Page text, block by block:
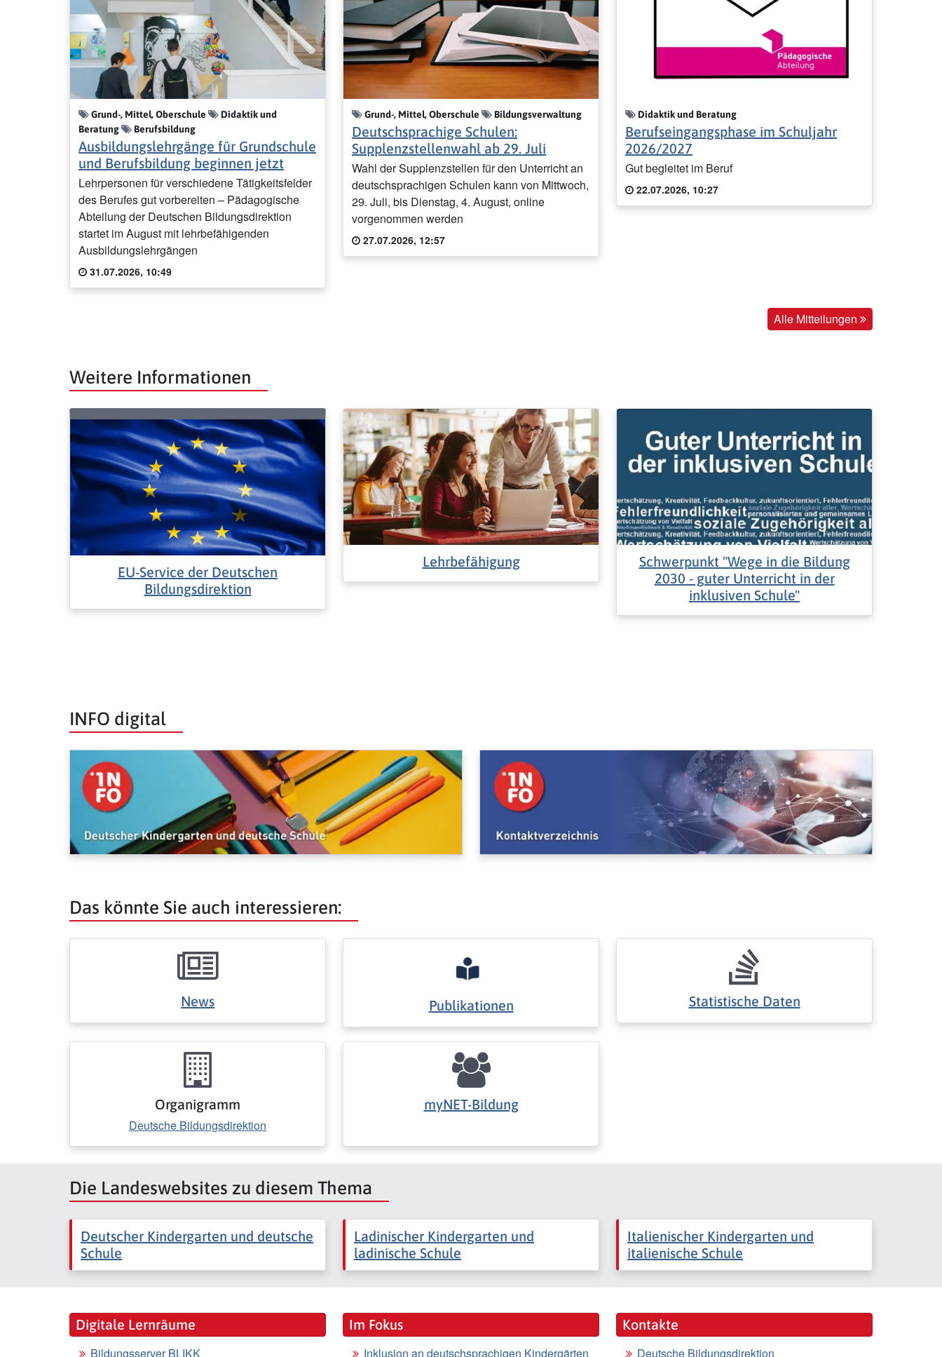
Grund-, Mittel, Oberschule
Didaktik und
Beratung
Berufsbildung
Ausbildungslehrgänge für Grundschule
und Berufsbildung beginnen jetzt
Lehrpersonen für verschiedene Tätigkeitsfelder
des Berufes gut vorbereiten – Pädagogische
Abteilung der Deutschen Bildungsdirektion
startet im August mit lehrbefähigenden
Ausbildungslehrgängen
31.07.2026, 10:49
Grund-, Mittel, Oberschule Bildungsverwaltung
Deutschsprachige Schulen:
Supplenzstellenwahl ab 29. Juli
Wahl der Supplenzstellen für den Unterricht an
deutschsprachigen Schulen kann von Mittwoch,
29. Juli, bis Dienstag, 4. August, online
vorgenommen werden
27.07.2026, 12:57
Didaktik und Beratung
Berufseingangsphase im Schuljahr
2026/2027
Gut begleitet im Beruf
22.07.2026, 10:27
Alle Mitteilungen
Weitere Informationen
EU-Service der Deutschen
Bildungsdirektion
Lehrbefähigung
Schwerpunkt "Wege in die Bildung
2030 - guter Unterricht in der
inklusiven Schule"
INFO digital
Das könnte Sie auch interessieren:
News Publikationen Statistische Daten
Organigramm
Deutsche Bildungsdirektion
myNET-Bildung
Die Landeswebsites zu diesem Thema
Deutscher Kindergarten und deutsche
Schule
Ladinischer Kindergarten und
ladinische Schule
Italienischer Kindergarten und
italienische Schule
Digitale Lernräume
Bildungsserver BLIKK
Im Fokus
Inklusion an deutschsprachigen Kindergärten
Kontakte
Deutsche Bildungsdirektion